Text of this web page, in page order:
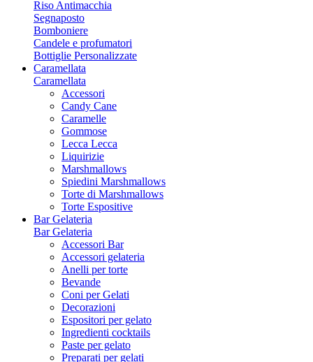
Riso Antimacchia
Segnaposto
Bomboniere
Candele e profumatori
Bottiglie Personalizzate
Caramellata
Caramellata
Accessori
Candy Cane
Caramelle
Gommose
Lecca Lecca
Liquirizie
Marshmallows
Spiedini Marshmallows
Torte di Marshmallows
Torte Espositive
Bar Gelateria
Bar Gelateria
Accessori Bar
Accessori gelateria
Anelli per torte
Bevande
Coni per Gelati
Decorazioni
Espositori per gelato
Ingredienti cocktails
Paste per gelato
Preparati per gelati